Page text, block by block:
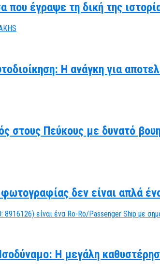
που έγραψε τη δική της
Η ανάγκη για
στους Πεύκους με δυνατό
δεν είναι απλά
Η μεγάλη